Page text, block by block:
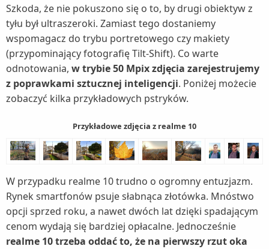
Szkoda, że nie pokuszono się o to, by drugi obiektyw z
tyłu był ultraszeroki. Zamiast tego dostaniemy
wspomagacz do trybu portretowego czy makiety
(przypominający fotografię Tilt-Shift). Co warte
odnotowania, w trybie 50 Mpix zdjęcia zarejestrujemy
z poprawkami sztucznej inteligencji. Poniżej możecie
zobaczyć kilka przykładowych pstryków.
Przykładowe zdjęcia z realme 10
W przypadku realme 10 trudno o ogromny entuzjazm.
Rynek smartfonów psuje słabnąca złotówka. Mnóstwo
opcji sprzed roku, a nawet dwóch lat dzięki spadającym
cenom wydają się bardziej opłacalne. Jednocześnie
realme 10 trzeba oddać to, że na pierwszy rzut oka